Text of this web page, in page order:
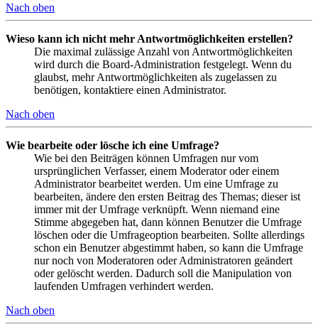
Nach oben
Wieso kann ich nicht mehr Antwortmöglichkeiten erstellen?
Die maximal zulässige Anzahl von Antwortmöglichkeiten
wird durch die Board-Administration festgelegt. Wenn du
glaubst, mehr Antwortmöglichkeiten als zugelassen zu
benötigen, kontaktiere einen Administrator.
Nach oben
Wie bearbeite oder lösche ich eine Umfrage?
Wie bei den Beiträgen können Umfragen nur vom
ursprünglichen Verfasser, einem Moderator oder einem
Administrator bearbeitet werden. Um eine Umfrage zu
bearbeiten, ändere den ersten Beitrag des Themas; dieser ist
immer mit der Umfrage verknüpft. Wenn niemand eine
Stimme abgegeben hat, dann können Benutzer die Umfrage
löschen oder die Umfrageoption bearbeiten. Sollte allerdings
schon ein Benutzer abgestimmt haben, so kann die Umfrage
nur noch von Moderatoren oder Administratoren geändert
oder gelöscht werden. Dadurch soll die Manipulation von
laufenden Umfragen verhindert werden.
Nach oben